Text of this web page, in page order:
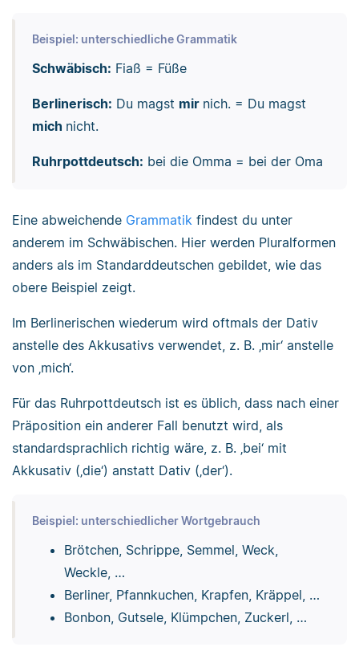
Beispiel: unterschiedliche Grammatik
Schwäbisch: Fiaß = Füße
Berlinerisch: Du magst mir nich. = Du magst
mich nicht.
Ruhrpottdeutsch: bei die Omma = bei der Oma
Eine abweichende Grammatik findest du unter
anderem im Schwäbischen. Hier werden Pluralformen
anders als im Standarddeutschen gebildet, wie das
obere Beispiel zeigt.
Im Berlinerischen wiederum wird oftmals der Dativ
anstelle des Akkusativs verwendet, z. B. ‚mir‘ anstelle
von ‚mich‘.
Für das Ruhrpottdeutsch ist es üblich, dass nach einer
Präposition ein anderer Fall benutzt wird, als
standardsprachlich richtig wäre, z. B. ‚bei‘ mit
Akkusativ (‚die‘) anstatt Dativ (‚der‘).
Beispiel: unterschiedlicher Wortgebrauch
Brötchen, Schrippe, Semmel, Weck,
Weckle, …
Berliner, Pfannkuchen, Krapfen, Kräppel, …
Bonbon, Gutsele, Klümpchen, Zuckerl, …